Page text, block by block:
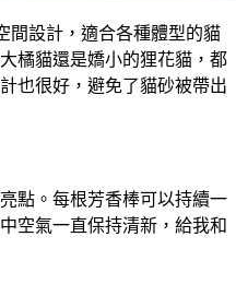
間設計，適合各種體型的貓
橘貓還是嬌小的狸花貓，都
也很好，避免了貓砂被帶出
點。每根芳香棒可以持續一
空氣一直保持清新，給我和